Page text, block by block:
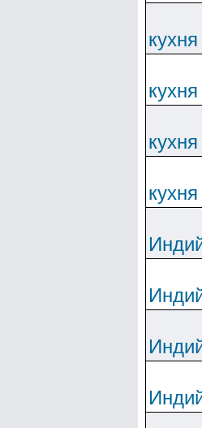
кухня
кухня
кухня
кухня